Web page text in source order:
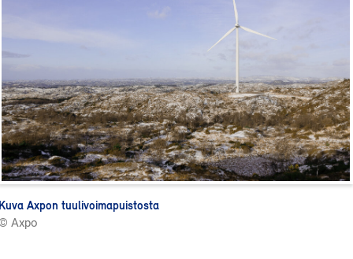
Axpon tuulivoimapuistosta
Axpo